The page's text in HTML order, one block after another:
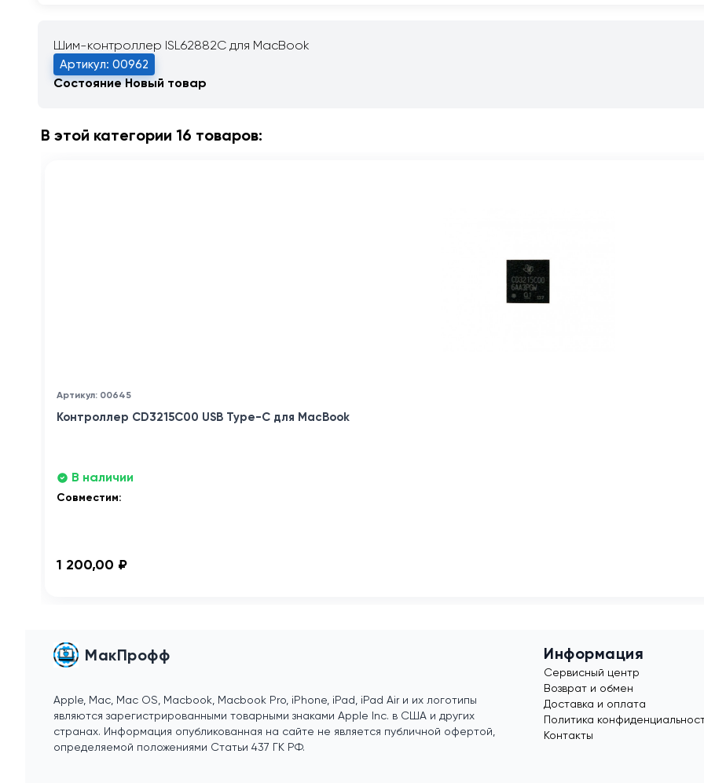
Шим-контроллер ISL62882C для MacBook
Артикул: 00962
СостояниеНовый товар
В этой категории 16 товаров:
Артикул: 00645
Контроллер CD3215C00 USB Type-C для MacBook
В наличии
Совместим:
1 200,00 ₽
МакПрофф
Apple, Mac, Mac OS, Macbook, Macbook Pro, iPhone, iPad, iPad Air и их логотипы
являются зарегистрированными товарными знаками Apple Inc. в США и других
странах. Информация опубликованная на сайте не является публичной офертой,
определяемой положениями Статьи 437 ГК РФ.
Информация
Сервисный центр
Возврат и обмен
Доставка и оплата
Политика
Контакты